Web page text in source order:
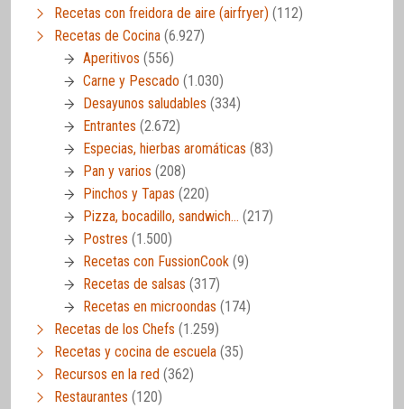
Recetas con freidora de aire (airfryer) (112)
Recetas de Cocina (6.927)
Aperitivos (556)
Carne y Pescado (1.030)
Desayunos saludables (334)
Entrantes (2.672)
Especias, hierbas aromáticas (83)
Pan y varios (208)
Pinchos y Tapas (220)
Pizza, bocadillo, sandwich… (217)
Postres (1.500)
Recetas con FussionCook (9)
Recetas de salsas (317)
Recetas en microondas (174)
Recetas de los Chefs (1.259)
Recetas y cocina de escuela (35)
Recursos en la red (362)
Restaurantes (120)